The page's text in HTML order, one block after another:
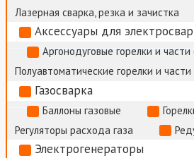
Лазерная сварка, резка и зачистка
Аксессуары для
Аргонодуговые горелки и части
Полуавтоматические горелки и части
Газосварка
Баллоны газовые
Регуляторы расхода газа
Электрогенераторы